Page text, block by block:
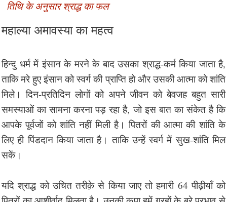
तिथि के अनुसार श्राद्ध का फल
महाल्या अमावस्या का महत्व
हिन्दु धर्म में इंसान के मरने के बाद उसका श्राद्ध-कर्म किया जाता है,
ताकि मरे हुए इंसान को स्वर्ग की प्राप्ति हो और उसकी आत्मा को शांति
मिले। दिन-प्रतिदिन लोगों को अपने जीवन को बेवजह बहुत सारी
समस्याओं का सामना करना पड़ रहा है, जो इस बात का संकेत है कि
आपके पूर्वजों को शांति नहीं मिली है। पितरों की आत्मा की शांति के
लिए ही पिंडदान किया जाता है। ताकि उन्हें स्वर्ग में सुख-शांति मिल
सकें।
यदि श्राद्ध को उचित तरीक़े से किया जाए तो हमारी 64 पीढ़ीयाँ को